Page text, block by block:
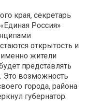
края, секретарь
Россия»
открытость и
именно жители
представлять
Это возможность
города, района
губернатор.